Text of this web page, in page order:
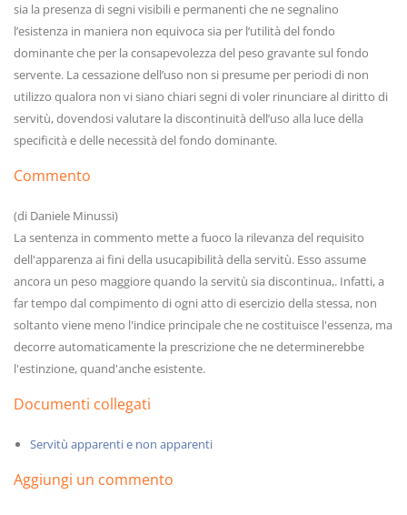
sia la presenza di segni visibili e permanenti che ne segnalino
l’esistenza in maniera non equivoca sia per l’utilità del fondo
dominante che per la consapevolezza del peso gravante sul fondo
servente. La cessazione dell’uso non si presume per periodi di non
utilizzo qualora non vi siano chiari segni di voler rinunciare al diritto di
servitù, dovendosi valutare la discontinuità dell’uso alla luce della
specificità e delle necessità del fondo dominante.
Commento
(di Daniele Minussi)
La sentenza in commento mette a fuoco la rilevanza del requisito
dell'apparenza ai fini della usucapibilità della servitù. Esso assume
ancora un peso maggiore quando la servitù sia discontinua,. Infatti, a
far tempo dal compimento di ogni atto di esercizio della stessa, non
soltanto viene meno l'indice principale che ne costituisce l'essenza, ma
decorre automaticamente la prescrizione che ne determinerebbe
l'estinzione, quand'anche esistente.
Documenti collegati
Servitù apparenti e non apparenti
Aggiungi un commento